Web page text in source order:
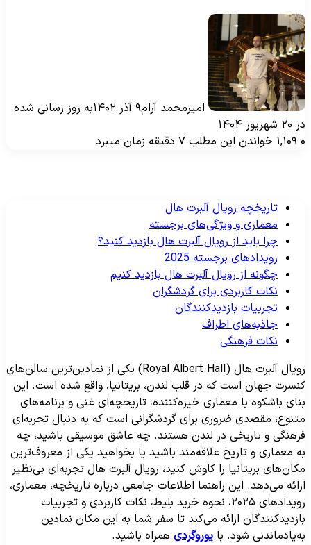
امیرمحمد آرام۹ آذر ۱۴۰۲
به روز رسانی شده
۱۴۰۴
خواندن این مطلب ۷ دقیقه زمان میبرد
تاریخچه رویال آلبرت هال
معماری و ویژگی‌های برجسته
چرا باید از رویال آلبرت هال بازدید کنید؟
رویدادهای برجسته 2025
چگونه از رویال آلبرت هال بازدید کنیم
نکات کاربردی برای گردشگران
تجربیات بازدیدکنندگان
جاذبه‌های اطراف
نکات فرهنگی
رویال آلبرت هال (Royal Albert Hall) یکی از نمادین‌ترین سالن‌های
جهان است که در قلب لندن، بریتانیا، واقع شده است. این
باشکوه با معماری خیره‌کننده، تاریخچه‌ای غنی و برنامه‌های
مقصدی ضروری برای گردشگرانی است که به دنبال تجربه‌ای
و تاریخی در لندن هستند. چه عاشق موسیقی باشید، چه
معماری و تاریخ علاقه‌مند باشید یا بخواهید یکی از معروف‌ترین
بریتانیا را کاوش کنید، رویال آلبرت هال تجربه‌ای بی‌نظیر
می‌دهد. این راهنما اطلاعات جامعی درباره تاریخچه، معماری،
رویدادهای ۲۰۲۵، نحوه خرید بلیط، نکات کاربردی و تجربیات
ارائه می‌کند تا سفر شما به این مکان نمادین
شود. بایوروگردیهمراه باشید.